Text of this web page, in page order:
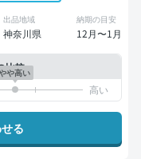
出品地域
神奈川県
納期の目安
12月〜1月
比較
や高い
る